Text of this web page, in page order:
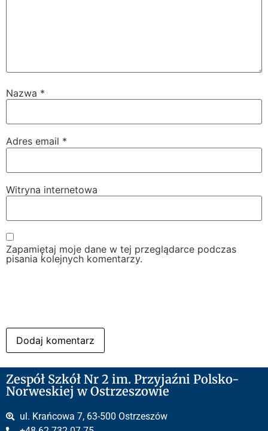
Nazwa *
Adres email *
Witryna internetowa
Zapamiętaj moje dane w tej przeglądarce podczas
pisania kolejnych komentarzy.
Zespół Szkół Nr 2 im. Przyjaźni Polsko-
Norweskiej w Ostrzeszowie
ul. Krańcowa 7, 63-500 Ostrzeszów